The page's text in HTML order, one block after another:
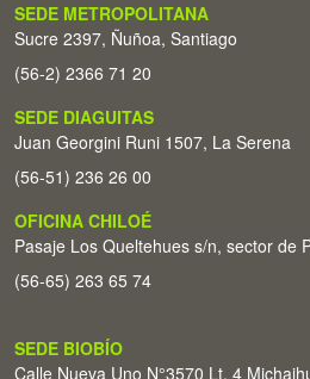
SEDE METROPOLITANA
Sucre 2397, Ñuñoa, Santiago
(56-2) 2366 71 20
SEDE DIAGUITAS
Juan Georgini Runi 1507, La Serena
(56-51) 236 26 00
OFICINA CHILOÉ
Pasaje Los Queltehues s/n, sector de
(56-65) 263 65 74
SEDE BIOBÍO
Calle Nueva Uno N°3570 Lt. 4